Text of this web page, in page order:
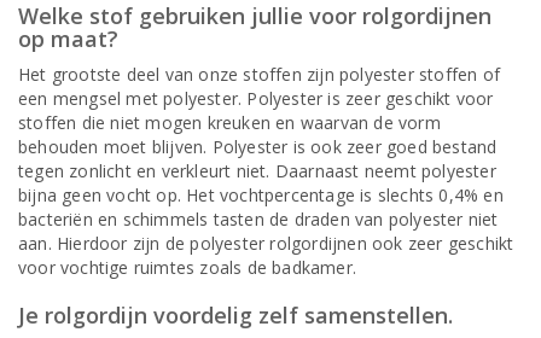
Welke stof gebruiken jullie voor rolgordijnen
op maat?
Het grootste deel van onze stoffen zijn polyester stoffen of
een mengsel met polyester. Polyester is zeer geschikt voor
stoffen die niet mogen kreuken en waarvan de vorm
behouden moet blijven. Polyester is ook zeer goed bestand
tegen zonlicht en verkleurt niet. Daarnaast neemt polyester
bijna geen vocht op. Het vochtpercentage is slechts 0,4% en
bacteriën en schimmels tasten de draden van polyester niet
aan. Hierdoor zijn de polyester rolgordijnen ook zeer geschikt
voor vochtige ruimtes zoals de badkamer.
Je rolgordijn voordelig zelf samenstellen.